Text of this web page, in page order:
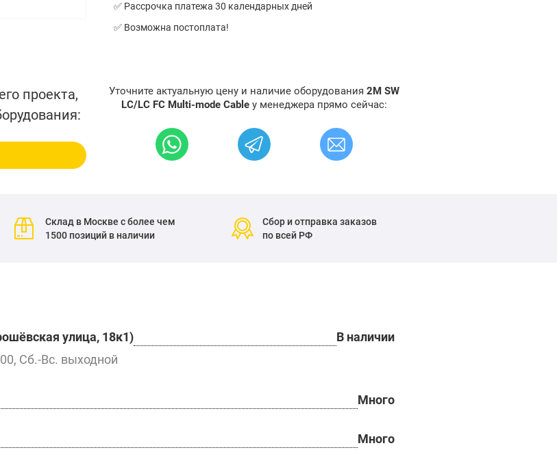
✅ Рассрочка платежа 30 календарных дней
✅ Возможна постоплата!
проекта,
Уточните актуальную цену и наличие оборудования 2M SW
LC/LC FC Multi-mode Cable у менеджера прямо сейчас:
Склад в Москве с более чем
1500 позиций в наличии
Сбор и отправка заказов
по всей РФ
улица, 18к1)
В наличии
Сб.-Вс. выходной
Много
Много